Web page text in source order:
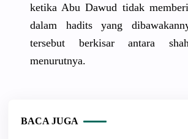
ketika Abu Dawud tidak
dalam hadits yang dibawakann
tersebut berkisar antara
menurutnya.
BACA JUGA